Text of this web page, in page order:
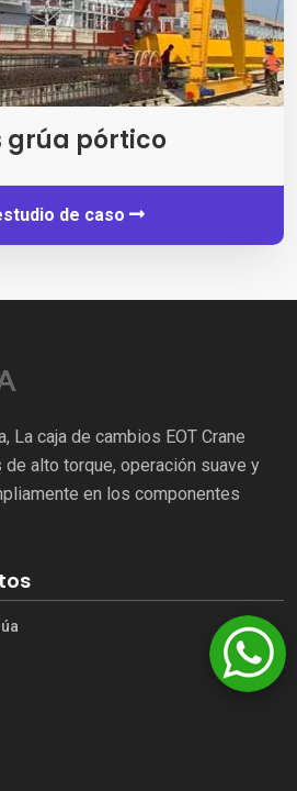
grúa pórtico
de caso
La caja de cambios EOT Crane
alto torque, operación suave y
en los componentes